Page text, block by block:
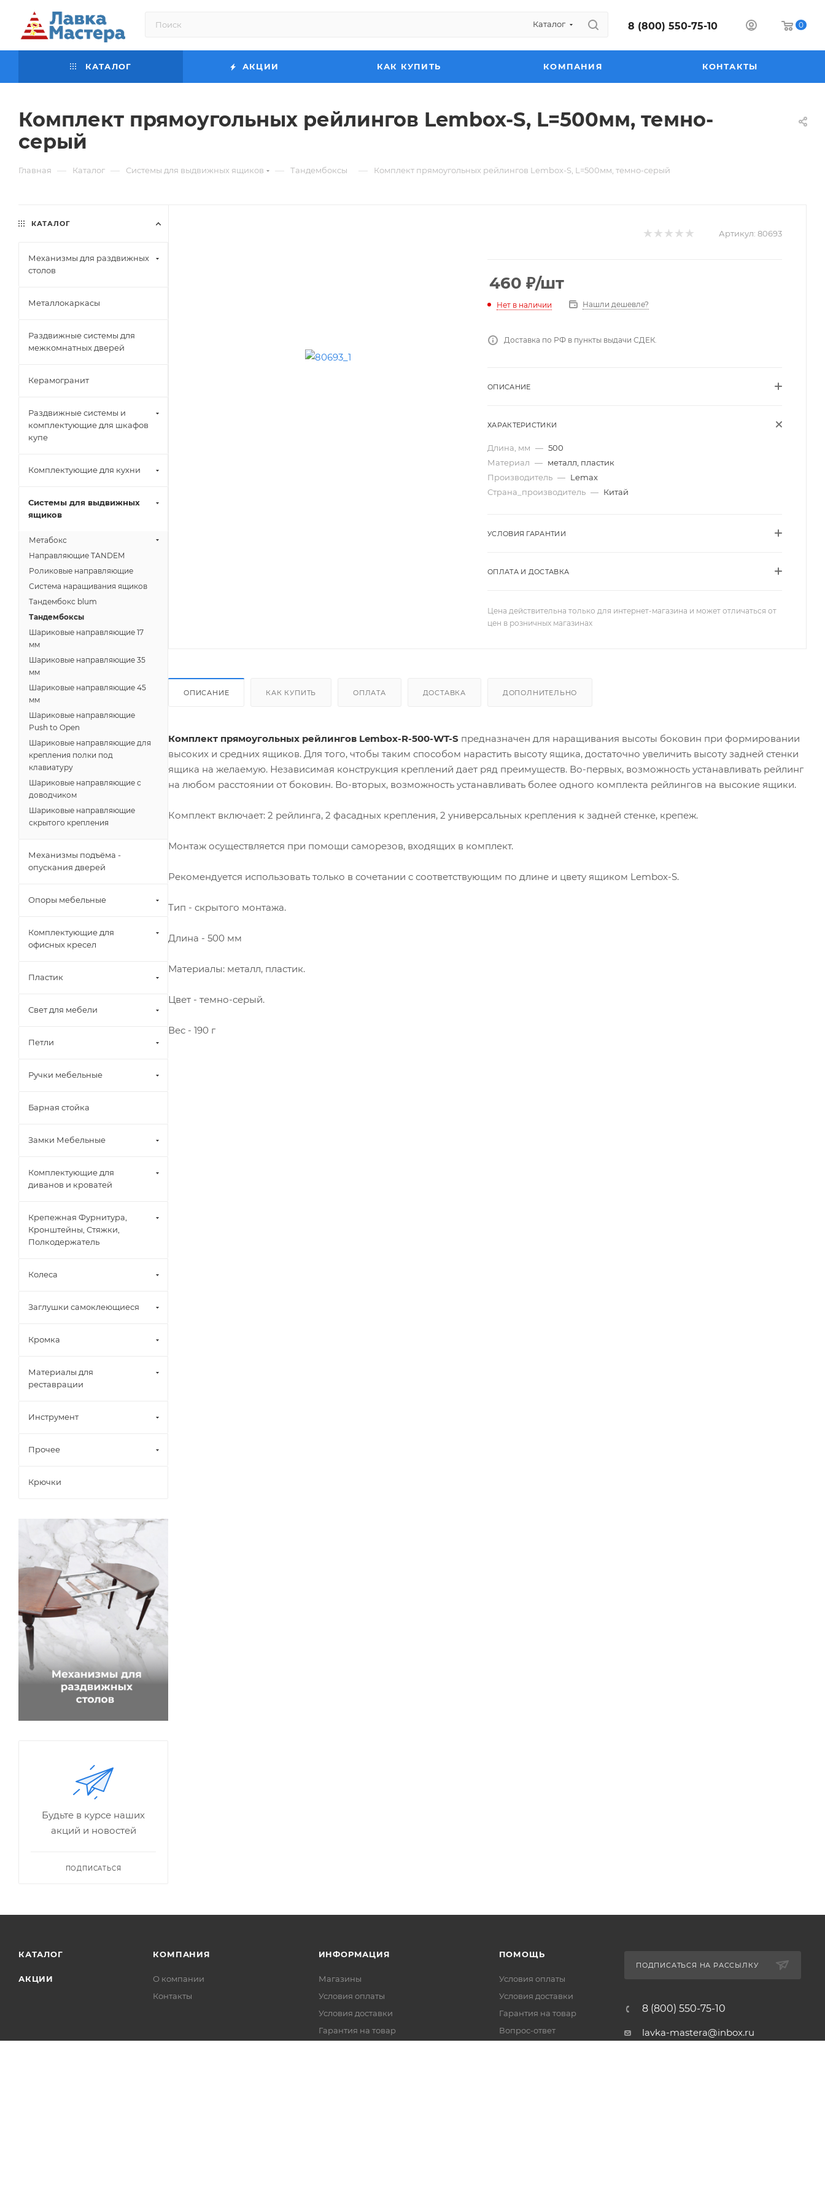
Каталог 8 (800) 550-75-10 0
КАТАЛОГ АКЦИИ КАК КУПИТЬ КОМПАНИЯ КОНТАКТЫ
Комплект прямоугольных рейлингов Lembox-S, L=500мм, темно-
серый
Главная — Каталог — Системы для выдвижных ящиков — Тандембоксы — Комплект прямоугольных рейлингов Lembox-S, L=500мм, темно-серый
Артикул: 80693
460 ₽/шт
Нет в наличии Нашли дешевле?
Доставка по РФ в пункты выдачи СДЕК.
ОПИСАНИЕ
ХАРАКТЕРИСТИКИ
Длина, мм — 500
Материал — металл, пластик
Производитель — Lemax
Страна_производитель — Китай
УСЛОВИЯ ГАРАНТИИ
ОПЛАТА И ДОСТАВКА
Цена действительна только для интернет-магазина и может отличаться от
цен в розничных магазинах
ОПИСАНИЕ КАК КУПИТЬ ОПЛАТА ДОСТАВКА ДОПОЛНИТЕЛЬНО
Комплект прямоугольных рейлингов Lembox-R-500-WT-S предназначен для наращивания высоты боковин при формировании
высоких и средних ящиков. Для того, чтобы таким способом нарастить высоту ящика, достаточно увеличить высоту задней стенки
ящика на желаемую. Независимая конструкция креплений дает ряд преимуществ. Во-первых, возможность устанавливать рейлинг
на любом расстоянии от боковин. Во-вторых, возможность устанавливать более одного комплекта рейлингов на высокие ящики.
Комплект включает: 2 рейлинга, 2 фасадных крепления, 2 универсальных крепления к задней стенке, крепеж.
Монтаж осуществляется при помощи саморезов, входящих в комплект.
Рекомендуется использовать только в сочетании с соответствующим по длине и цвету ящиком Lembox-S.
Тип - скрытого монтажа.
Длина - 500 мм
Материалы: металл, пластик.
Цвет - темно-серый.
Вес - 190 г
КАТАЛОГ
Механизмы для раздвижных
столов
Металлокаркасы
Раздвижные системы для
межкомнатных дверей
Керамогранит
Раздвижные системы и
комплектующие для шкафов
купе
Комплектующие для кухни
Системы для выдвижных
ящиков
Метабокс
Направляющие TANDEM
Роликовые направляющие
Система наращивания ящиков
Тандембокс blum
Тандембоксы
Шариковые направляющие 17
мм
Шариковые направляющие 35
мм
Шариковые направляющие 45
мм
Шариковые направляющие
Push to Open
Шариковые направляющие для
крепления полки под
клавиатуру
Шариковые направляющие с
доводчиком
Шариковые направляющие
скрытого крепления
Механизмы подъёма -
опускания дверей
Опоры мебельные
Комплектующие для
офисных кресел
Пластик
Свет для мебели
Петли
Ручки мебельные
Барная стойка
Замки Мебельные
Комплектующие для
диванов и кроватей
Крепежная Фурнитура,
Кронштейны, Стяжки,
Полкодержатель
Колеса
Заглушки самоклеющиеся
Кромка
Материалы для
реставрации
Инструмент
Прочее
Крючки
Будьте в курсе наших
акций и новостей
ПОДПИСАТЬСЯ
КАТАЛОГ
АКЦИИ
КОМПАНИЯ
О компании
Контакты
ИНФОРМАЦИЯ
Магазины
Условия оплаты
Условия доставки
Гарантия на товар
ПОМОЩЬ
Условия оплаты
Условия доставки
Гарантия на товар
Вопрос-ответ
ПОДПИСАТЬСЯ НА РАССЫЛКУ
8 (800) 550-75-10
lavka-mastera@inbox.ru